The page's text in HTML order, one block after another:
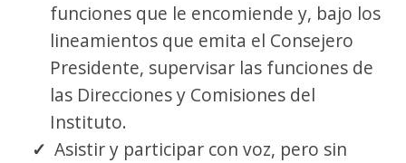
funciones que le encomiende y, bajo los
lineamientos que emita el Consejero
Presidente, supervisar las funciones de
las Direcciones y Comisiones del
Instituto.
Asistir y participar con voz, pero sin